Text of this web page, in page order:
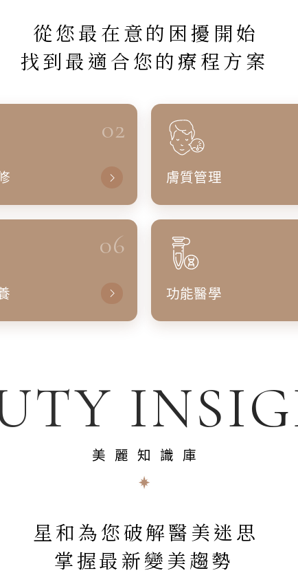
從您最在意的困擾開始
找到最適合您的療程方案
02
膚質管理
06
功能醫學
美麗知識庫
星和為您破解醫美迷思
掌握最新變美趨勢